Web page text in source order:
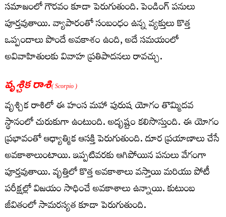
స‌మాజంలో గౌర‌వం కూడా పెరుగుతుంది. పెండింగ్ ప‌నులు
పూర్త‌వుతాయి. వ్యాపారంతో సంబంధం ఉన్న వ్యక్తులు కొత్త
ఒప్పందాలు పొందే అవకాశం ఉంది, అదే సమయంలో
అవివాహితులకు వివాహ ప్రతిపాదనలు రావచ్చు.
వృశ్చిక రాశి( Scorpio )
వృశ్చిక రాశిలో ఈ హంస మహా పురుష యోగం తొమ్మిదవ
స్థానంలో చురుకుగా ఉంటుంది. అదృష్టం కలిసొస్తుంది. ఈ యోగం
ప్రభావంతో ఆధ్యాత్మిక ఆసక్తి పెరుగుతుంది. దూర ప్రయాణాలు చేసే
అవకాశాలుంటాయి. ఇప్పటివరకు ఆగిపోయిన పనులు వేగంగా
పూర్తవుతాయి. వృత్తిలో కొత్త అవకాశాలు వస్తాయి మరియు పోటీ
పరీక్షల్లో విజయం సాధించే అవకాశాలు ఉన్నాయి. కుటుంబ
జీవితంలో సామర‌స్య‌త కూడా పెరుగుతుంది.